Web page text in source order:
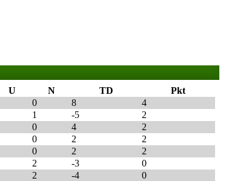
U N TD
Pkt
0 8
4
1 -5
2
0 4
2
0 2
2
0 2
2
2 -3
0
2 -4
0